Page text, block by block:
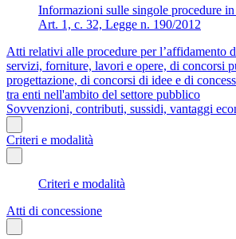
Informazioni sulle singole procedure
Art. 1, c. 32, Legge n. 190/2012
Atti relativi alle procedure per l’affidamento
servizi, forniture, lavori e opere, di concorsi
progettazione, di concorsi di idee e di
tra enti nell'ambito del settore pubblico
Sovvenzioni, contributi, sussidi, vantaggi
Criteri e modalità
Criteri e modalità
Atti di concessione